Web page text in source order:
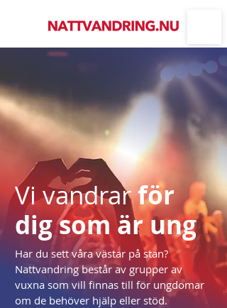
Vi vandrarför
dig som är ung
Har du sett våra västar på stan?
Nattvandring består av grupper av
vuxna som vill finnas till för ungdomar
om de behöver hjälp eller stöd.